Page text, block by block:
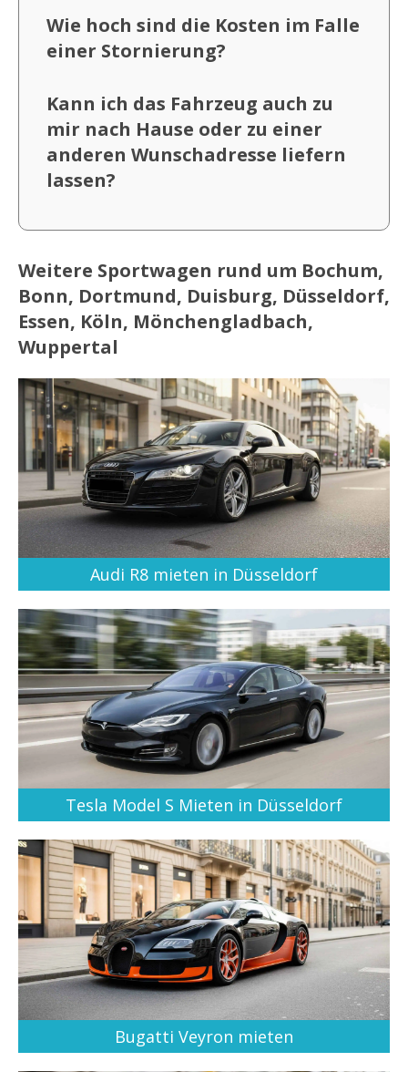
Wie hoch sind die Kosten im Falle
einer Stornierung?
Kann ich das Fahrzeug auch zu
mir nach Hause oder zu einer
anderen Wunschadresse liefern
lassen?
Weitere Sportwagen rund um Bochum,
Bonn, Dortmund, Duisburg, Düsseldorf,
Essen, Köln, Mönchengladbach,
Wuppertal
Audi R8 mieten in Düsseldorf
Tesla Model S Mieten in Düsseldorf
Bugatti Veyron mieten